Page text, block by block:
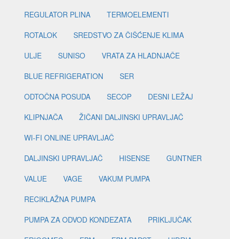
REGULATOR PLINA
TERMOELEMENTI
ROTALOK
SREDSTVO ZA ČIŠĆENJE KLIMA
ULJE
SUNISO
VRATA ZA HLADNJAČE
BLUE REFRIGERATION
SER
ODTOČNA POSUDA
SECOP
DESNI LEŽAJ
KLIPNJAČA
ŽIČANI DALJINSKI UPRAVLJAČ
WI-FI ONLINE UPRAVLJAČ
DALJINSKI UPRAVLJAČ
HISENSE
GUNTNER
VALUE
VAGE
VAKUM PUMPA
RECIKLAŽNA PUMPA
PUMPA ZA ODVOD KONDEZATA
PRIKLJUČAK